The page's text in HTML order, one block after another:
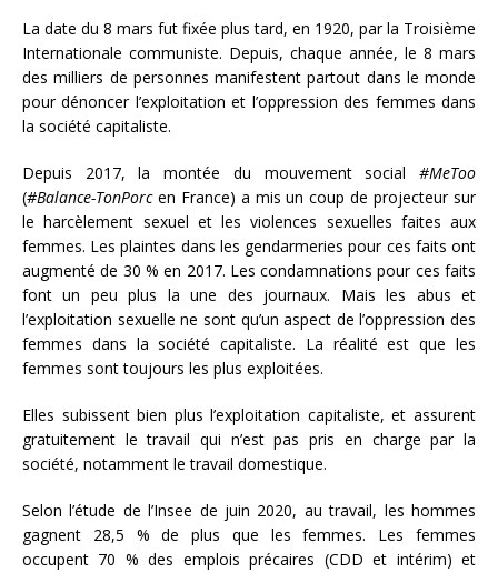
La date du 8 mars fut fixée plus tard, en 1920, par la Troisième
Internationale communiste. Depuis, chaque année, le 8 mars
des milliers de personnes manifestent partout dans le monde
pour dénoncer l’exploitation et l’oppression des femmes dans
la société capitaliste.
Depuis 2017, la montée du mouvement social #MeToo
(#Balance-TonPorcen France) a mis un coup de projecteur sur
le harcèlement sexuel et les violences sexuelles faites aux
femmes. Les plaintes dans les gendarmeries pour ces faits ont
augmenté de 30 % en 2017. Les condamnations pour ces faits
font un peu plus la une des journaux. Mais les abus et
l’exploitation sexuelle ne sont qu’un aspect de l’oppression des
femmes dans la société capitaliste. La réalité est que les
femmes sont toujours les plus exploitées.
Elles subissent bien plus l’exploitation capitaliste, et assurent
gratuitement le travail qui n’est pas pris en charge par la
société, notamment le travail domestique.
Selon l’étude de l’Insee de juin 2020, au travail, les hommes
gagnent 28,5 % de plus que les femmes. Les femmes
occupent 70 % des emplois précaires (CDD et intérim) et